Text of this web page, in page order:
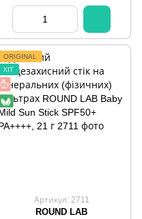
ORIGINAL
ХІТ
Артикул: 2711
ROUND LAB